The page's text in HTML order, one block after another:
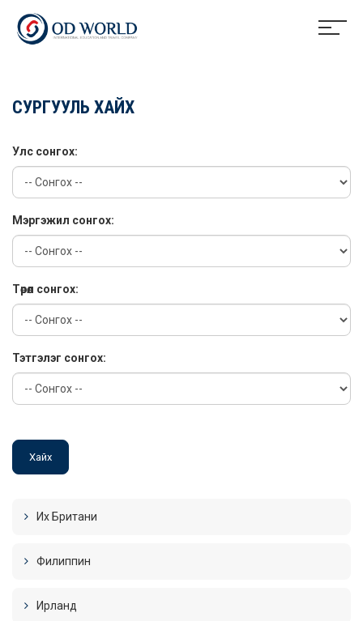
СУРГУУЛЬ ХАЙХ
Улс сонгох:
Мэргэжил сонгох:
Төрөл сонгох:
Тэтгэлэг сонгох:
Их Британи
Филиппин
Ирланд